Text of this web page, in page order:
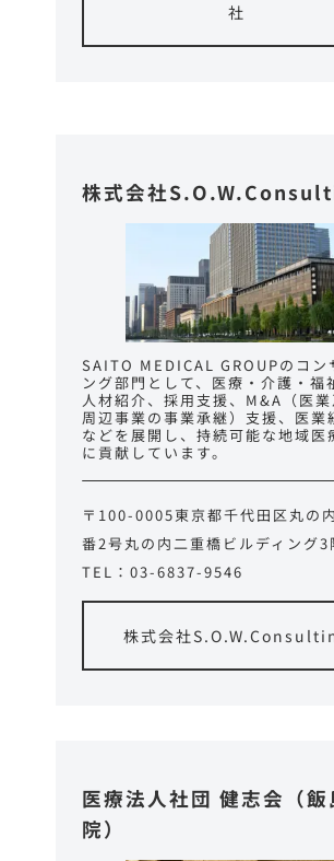
社
株式会社
SAITO MEDICAL GROUPのコン
ング部門として、医療・介護・福
人材紹介、採用支援、M&A（医
周辺事業の事業承継）支援、医業
などを展開し、持続可能な地域医
に貢献しています。
〒100-0005東京都千代田区丸の
番2号丸の内二重橋ビルディング3
TEL：03-6837-9546
株式会社
医療法人社団 健志会（飯
院）